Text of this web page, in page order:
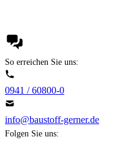
So erreichen Sie uns:
0941 / 60800-0
info@baustoff-gerner.de
Folgen Sie uns: